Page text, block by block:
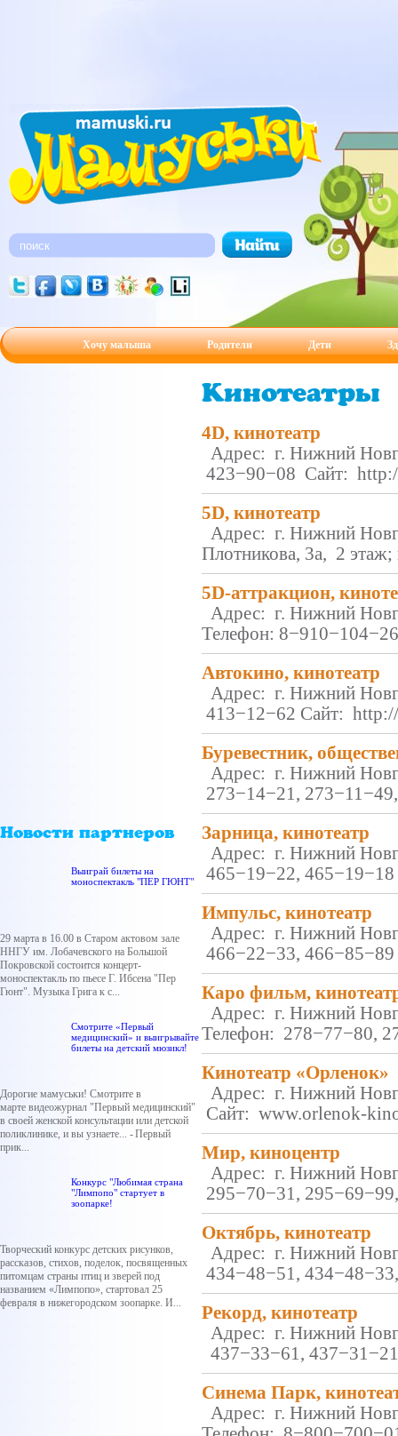
Хочу малыша Родители Дети
Кинотеатры
4D, кинотеатр
Адрес: г. Нижний
423−90−08 Сайт:
5D, кинотеатр
Адрес: г. Нижний
Плотникова, 3а, 2
5D-аттракцион,
Адрес: г. Нижний
Телефон:
Автокино, кинотеатр
Адрес: г. Нижний
413−12−62 Сайт:
Буревестник,
Адрес: г. Нижний
273−14−21,
Зарница, кинотеатр
Адрес: г. Нижний
465−19−22,
Импульс, кинотеатр
Адрес: г. Нижний
466−22−33, 466−85−89
Каро фильм,
Адрес: г. Нижний
Телефон: 278−77−80,
Кинотеатр «Орленок»
Адрес: г. Нижний
Сайт: www.orlenok-
Мир, киноцентр
Адрес: г. Нижний
295−70−31,
Октябрь, кинотеатр
Адрес: г. Нижний
434−48−51,
Рекорд, кинотеатр
Адрес: г. Нижний
437−33−61,
Синема Парк,
Адрес: г. Нижний
Новости партнеров
Выиграй билеты на
моноспектакль "ПЕР ГЮНТ"
29 марта в 16.00 в Старом актовом зале
ННГУ им. Лобачевского на Большой
Покровской состоится концерт-
моноспектакль по пьесе Г. Ибсена "Пер
Гюнт". Музыка Грига к с...
Смотрите «Первый
медицинский» и выигрывайте
билеты на детский мюзикл!
Дорогие мамуськи! Смотрите в
марте видеожурнал "Первый медицинский"
в своей женской консультации или детской
поликлинике, и вы узнаете... - Первый
прик...
Конкурс "Любимая страна
"Лимпопо" стартует в
зоопарке!
Творческий конкурс детских рисунков,
рассказов, стихов, поделок, посвященных
питомцам страны птиц и зверей под
названием «Лимпопо», стартовал 25
февраля в нижегородском зоопарке. И...